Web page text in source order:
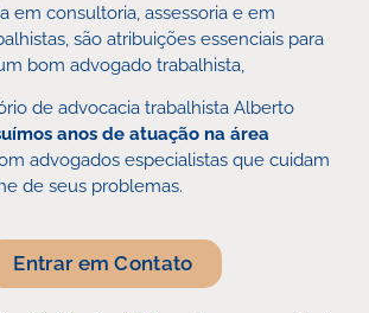
em consultoria, assessoria e em
são atribuições essenciais para
bom advogado trabalhista,
de advocacia trabalhista Alberto
anos de atuação na área
advogados especialistas que cuidam
de seus problemas.
Entrar em Contato